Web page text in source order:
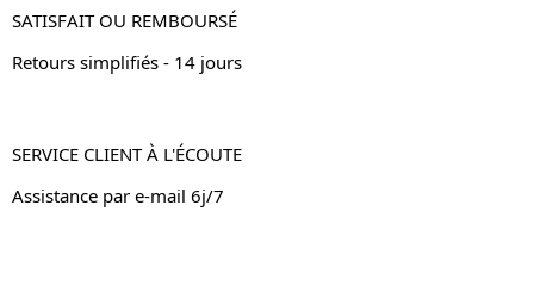
SATISFAIT OU REMBOURSÉ
Retours simplifiés - 14 jours
SERVICE CLIENT À L'ÉCOUTE
Assistance par e-mail 6j/7